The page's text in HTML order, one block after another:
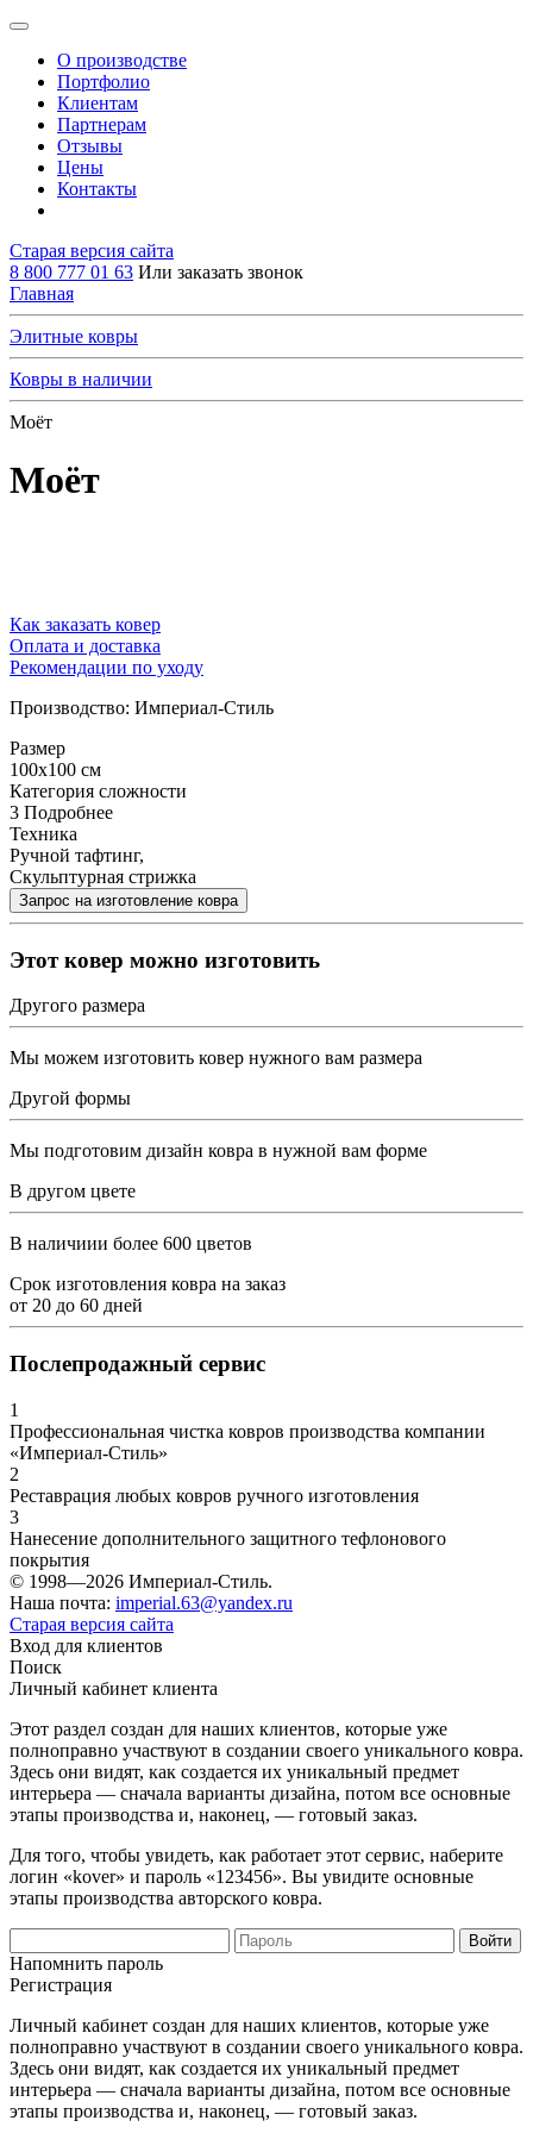
О производстве
Портфолио
Клиентам
Партнерам
Отзывы
Цены
Контакты
Старая версия сайта
8 800 777 01 63 Или заказать звонок
Главная
Элитные ковры
Ковры в наличии
Моёт
Моёт
Как заказать ковер
Оплата и доставка
Рекомендации по уходу
Производство: Империал-Стиль
Размер
100x100 см
Категория сложности
3 Подробнее
Техника
Ручной тафтинг,
Скульптурная стрижка
Этот ковер можно изготовить
Другого размера
Мы можем изготовить ковер нужного вам размера
Другой формы
Мы подготовим дизайн ковра в нужной вам форме
В другом цвете
В наличиии более 600 цветов
Срок изготовления ковра на заказ
от 20 до 60 дней
Послепродажный сервис
1
Профессиональная чистка ковров производства компании
«Империал-Стиль»
2
Реставрация любых ковров ручного изготовления
3
Нанесение дополнительного защитного тефлонового
покрытия
© 1998—2026 Империал-Стиль.
Наша почта: imperial.63@yandex.ru
Старая версия сайта
Вход для клиентов
Поиск
Личный кабинет клиента
Этот раздел создан для наших клиентов, которые уже
полноправно участвуют в создании своего уникального ковра.
Здесь они видят, как создается их уникальный предмет
интерьера — сначала варианты дизайна, потом все основные
этапы производства и, наконец, — готовый заказ.
Для того, чтобы увидеть, как работает этот сервис, наберите
логин «kover» и пароль «123456». Вы увидите основные
этапы производства авторского ковра.
Напомнить пароль
Регистрация
Личный кабинет создан для наших клиентов, которые уже
полноправно участвуют в создании своего уникального ковра.
Здесь они видят, как создается их уникальный предмет
интерьера — сначала варианты дизайна, потом все основные
этапы производства и, наконец, — готовый заказ.